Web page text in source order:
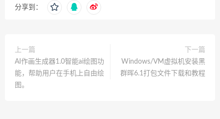
分享到：
上一篇
AI作画生成器1.0智能ai绘图功
能，帮助用户在手机上自由绘
图。
下一篇
Windows/VM虚拟机安装黑
群晖6.1打包文件下载和教程